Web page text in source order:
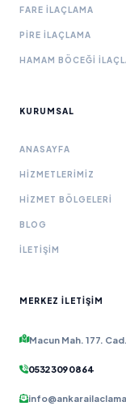
FARE İLAÇLAMA
PIRE İLAÇLAMA
HAMAM BÖCEĞI
KURUMSAL
ANASAYFA
HIZMETLERIMIZ
HIZMET BÖLGELERI
BLOG
İLETIŞIM
MERKEZ İLETIŞIM
Macun Mah. 177.
0532 309 08 64